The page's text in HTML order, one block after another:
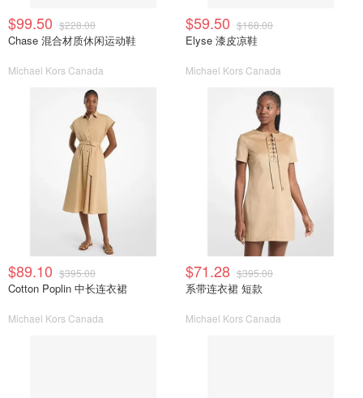
$99.50 $228.00
Chase 混合材质休闲运动鞋
Michael Kors Canada
$59.50 $168.00
Elyse 漆皮凉鞋
Michael Kors Canada
$89.10 $395.00
Cotton Poplin 中长连衣裙
Michael Kors Canada
$71.28 $395.00
系带连衣裙 短款
Michael Kors Canada